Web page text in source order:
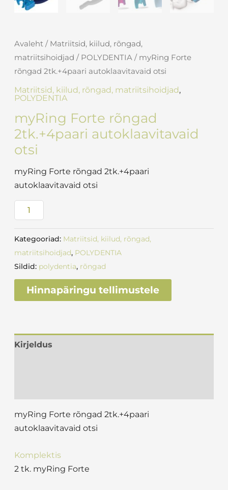
Avaleht / Matriitsid, kiilud, rõngad,
matriitsihoidjad / POLYDENTIA / myRing Forte
rõngad 2tk.+4paari autoklaavitavaid otsi
Matriitsid, kiilud, rõngad, matriitsihoidjad,
POLYDENTIA
myRing Forte rõngad
2tk.+4paari autoklaavitavaid
otsi
myRing Forte rõngad 2tk.+4paari
autoklaavitavaid otsi
Kategooriad: Matriitsid, kiilud, rõngad,
matriitsihoidjad, POLYDENTIA
Sildid: polydentia, rõngad
Hinnapäringu tellimustele
Kirjeldus
myRing Forte rõngad 2tk.+4paari
autoklaavitavaid otsi
Komplektis
2 tk. myRing Forte